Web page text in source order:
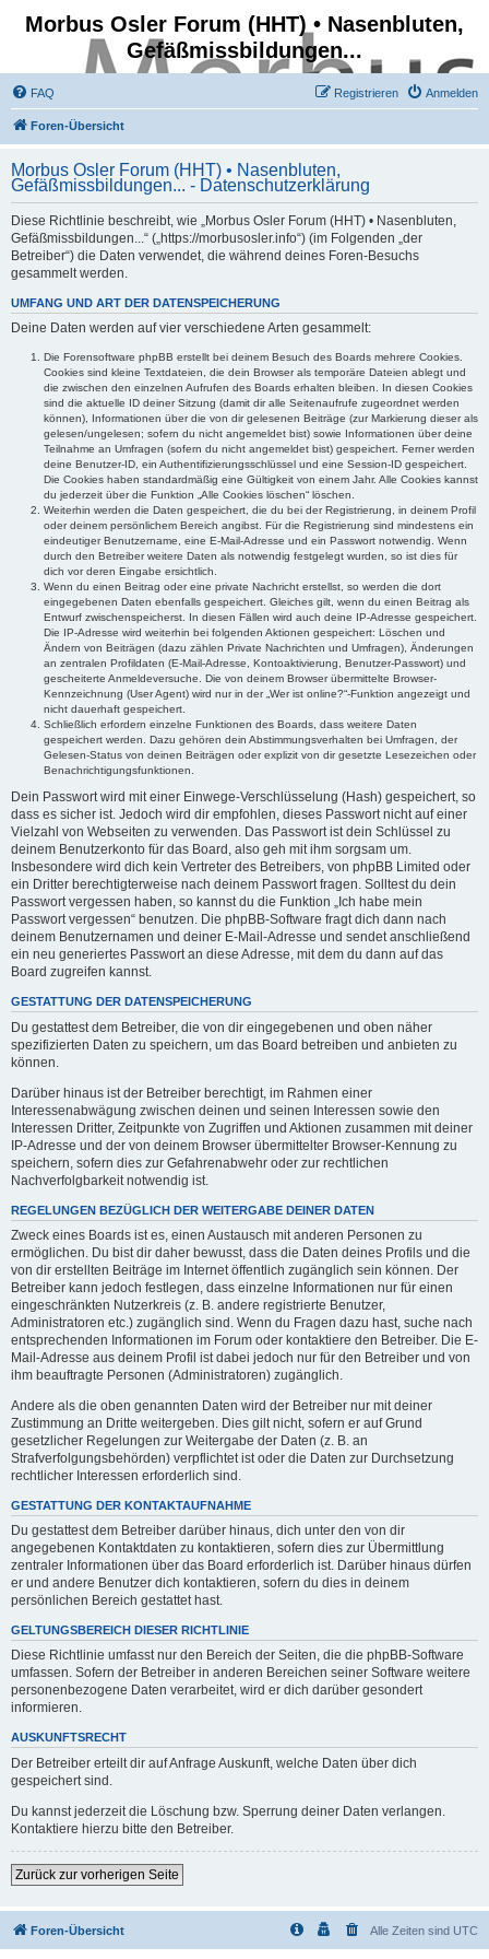
Morbus Osler Forum (HHT) • Nasenbluten,
Gefäßmissbildungen...
FAQ Anmelden
Registrieren
Foren-Übersicht
Morbus Osler Forum (HHT) • Nasenbluten,
Gefäßmissbildungen... - Datenschutzerklärung
Diese Richtlinie beschreibt, wie „Morbus Osler Forum (HHT) • Nasenbluten,
Gefäßmissbildungen...“ („https://morbusosler.info“) (im Folgenden „der
Betreiber“) die Daten verwendet, die während deines Foren-Besuchs
gesammelt werden.
UMFANG UND ART DER DATENSPEICHERUNG
Deine Daten werden auf vier verschiedene Arten gesammelt:
Die Forensoftware phpBB erstellt bei deinem Besuch des Boards mehrere Cookies.
Cookies sind kleine Textdateien, die dein Browser als temporäre Dateien ablegt und
die zwischen den einzelnen Aufrufen des Boards erhalten bleiben. In diesen Cookies
sind die aktuelle ID deiner Sitzung (damit dir alle Seitenaufrufe zugeordnet werden
können), Informationen über die von dir gelesenen Beiträge (zur Markierung dieser als
gelesen/ungelesen; sofern du nicht angemeldet bist) sowie Informationen über deine
Teilnahme an Umfragen (sofern du nicht angemeldet bist) gespeichert. Ferner werden
deine Benutzer-ID, ein Authentifizierungsschlüssel und eine Session-ID gespeichert.
Die Cookies haben standardmäßig eine Gültigkeit von einem Jahr. Alle Cookies kannst
du jederzeit über die Funktion „Alle Cookies löschen“ löschen.
Weiterhin werden die Daten gespeichert, die du bei der Registrierung, in deinem Profil
oder deinem persönlichem Bereich angibst. Für die Registrierung sind mindestens ein
eindeutiger Benutzername, eine E-Mail-Adresse und ein Passwort notwendig. Wenn
durch den Betreiber weitere Daten als notwendig festgelegt wurden, so ist dies für
dich vor deren Eingabe ersichtlich.
Wenn du einen Beitrag oder eine private Nachricht erstellst, so werden die dort
eingegebenen Daten ebenfalls gespeichert. Gleiches gilt, wenn du einen Beitrag als
Entwurf zwischenspeicherst. In diesen Fällen wird auch deine IP-Adresse gespeichert.
Die IP-Adresse wird weiterhin bei folgenden Aktionen gespeichert: Löschen und
Ändern von Beiträgen (dazu zählen Private Nachrichten und Umfragen), Änderungen
an zentralen Profildaten (E-Mail-Adresse, Kontoaktivierung, Benutzer-Passwort) und
gescheiterte Anmeldeversuche. Die von deinem Browser übermittelte Browser-
Kennzeichnung (User Agent) wird nur in der „Wer ist online?“-Funktion angezeigt und
nicht dauerhaft gespeichert.
Schließlich erfordern einzelne Funktionen des Boards, dass weitere Daten
gespeichert werden. Dazu gehören dein Abstimmungsverhalten bei Umfragen, der
Gelesen-Status von deinen Beiträgen oder explizit von dir gesetzte Lesezeichen oder
Benachrichtigungsfunktionen.
Dein Passwort wird mit einer Einwege-Verschlüsselung (Hash) gespeichert, so
dass es sicher ist. Jedoch wird dir empfohlen, dieses Passwort nicht auf einer
Vielzahl von Webseiten zu verwenden. Das Passwort ist dein Schlüssel zu
deinem Benutzerkonto für das Board, also geh mit ihm sorgsam um.
Insbesondere wird dich kein Vertreter des Betreibers, von phpBB Limited oder
ein Dritter berechtigterweise nach deinem Passwort fragen. Solltest du dein
Passwort vergessen haben, so kannst du die Funktion „Ich habe mein
Passwort vergessen“ benutzen. Die phpBB-Software fragt dich dann nach
deinem Benutzernamen und deiner E-Mail-Adresse und sendet anschließend
ein neu generiertes Passwort an diese Adresse, mit dem du dann auf das
Board zugreifen kannst.
GESTATTUNG DER DATENSPEICHERUNG
Du gestattest dem Betreiber, die von dir eingegebenen und oben näher
spezifizierten Daten zu speichern, um das Board betreiben und anbieten zu
können.
Darüber hinaus ist der Betreiber berechtigt, im Rahmen einer
Interessenabwägung zwischen deinen und seinen Interessen sowie den
Interessen Dritter, Zeitpunkte von Zugriffen und Aktionen zusammen mit deiner
IP-Adresse und der von deinem Browser übermittelter Browser-Kennung zu
speichern, sofern dies zur Gefahrenabwehr oder zur rechtlichen
Nachverfolgbarkeit notwendig ist.
REGELUNGEN BEZÜGLICH DER WEITERGABE DEINER DATEN
Zweck eines Boards ist es, einen Austausch mit anderen Personen zu
ermöglichen. Du bist dir daher bewusst, dass die Daten deines Profils und die
von dir erstellten Beiträge im Internet öffentlich zugänglich sein können. Der
Betreiber kann jedoch festlegen, dass einzelne Informationen nur für einen
eingeschränkten Nutzerkreis (z. B. andere registrierte Benutzer,
Administratoren etc.) zugänglich sind. Wenn du Fragen dazu hast, suche nach
entsprechenden Informationen im Forum oder kontaktiere den Betreiber. Die E-
Mail-Adresse aus deinem Profil ist dabei jedoch nur für den Betreiber und von
ihm beauftragte Personen (Administratoren) zugänglich.
Andere als die oben genannten Daten wird der Betreiber nur mit deiner
Zustimmung an Dritte weitergeben. Dies gilt nicht, sofern er auf Grund
gesetzlicher Regelungen zur Weitergabe der Daten (z. B. an
Strafverfolgungsbehörden) verpflichtet ist oder die Daten zur Durchsetzung
rechtlicher Interessen erforderlich sind.
GESTATTUNG DER KONTAKTAUFNAHME
Du gestattest dem Betreiber darüber hinaus, dich unter den von dir
angegebenen Kontaktdaten zu kontaktieren, sofern dies zur Übermittlung
zentraler Informationen über das Board erforderlich ist. Darüber hinaus dürfen
er und andere Benutzer dich kontaktieren, sofern du dies in deinem
persönlichen Bereich gestattet hast.
GELTUNGSBEREICH DIESER RICHTLINIE
Diese Richtlinie umfasst nur den Bereich der Seiten, die die phpBB-Software
umfassen. Sofern der Betreiber in anderen Bereichen seiner Software weitere
personenbezogene Daten verarbeitet, wird er dich darüber gesondert
informieren.
AUSKUNFTSRECHT
Der Betreiber erteilt dir auf Anfrage Auskunft, welche Daten über dich
gespeichert sind.
Du kannst jederzeit die Löschung bzw. Sperrung deiner Daten verlangen.
Kontaktiere hierzu bitte den Betreiber.
Zurück zur vorherigen Seite
Foren-Übersicht Alle Zeiten sind UTC